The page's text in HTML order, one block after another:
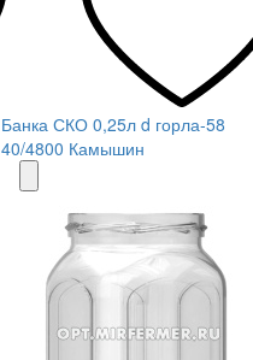
Банка СКО 0,25л d горла-58
40/4800 Камышин